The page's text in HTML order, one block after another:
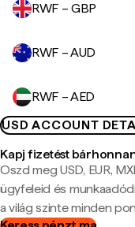
RWF – GBP
RWF – AUD
RWF – AED
USD ACCOUNT
Kapj fizetést
Oszd meg USD, EUR,
ügyfeleid és
a világ szinte minden